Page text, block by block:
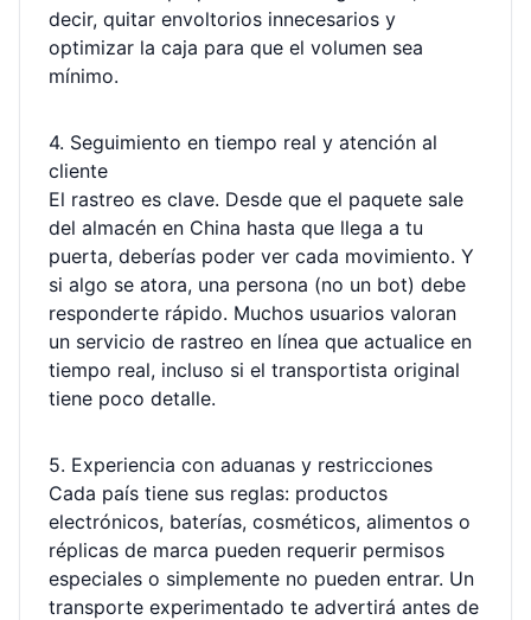
decir, quitar envoltorios innecesarios y
optimizar la caja para que el volumen sea
mínimo.
4. Seguimiento en tiempo real y atención al
cliente
El rastreo es clave. Desde que el paquete sale
del almacén en China hasta que llega a tu
puerta, deberías poder ver cada movimiento. Y
si algo se atora, una persona (no un bot) debe
responderte rápido. Muchos usuarios valoran
un servicio de rastreo en línea que actualice en
tiempo real, incluso si el transportista original
tiene poco detalle.
5. Experiencia con aduanas y restricciones
Cada país tiene sus reglas: productos
electrónicos, baterías, cosméticos, alimentos o
réplicas de marca pueden requerir permisos
especiales o simplemente no pueden entrar. Un
transporte experimentado te advertirá antes de